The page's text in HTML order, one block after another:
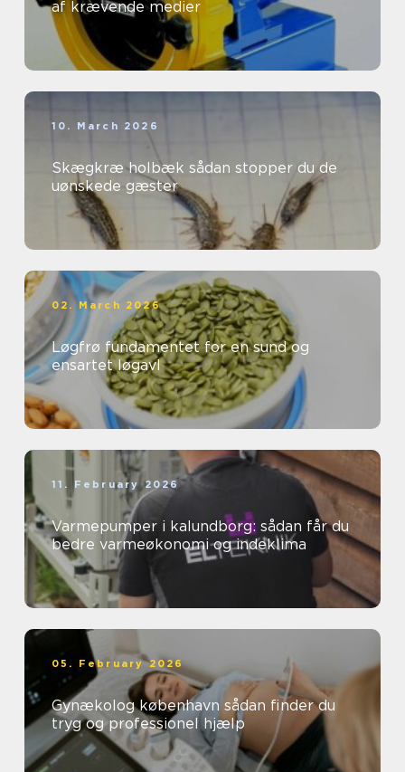
af krævende medier
10. March 2026
Skægkræ holbæk sådan stopper du de
uønskede gæster
02. March 2026
Løgfrø fundamentet for en sund og
ensartet løgavl
11. February 2026
Varmepumper i kalundborg: sådan får du
bedre varmeøkonomi og indeklima
05. February 2026
Gynækolog københavn sådan finder du
tryg og professionel hjælp